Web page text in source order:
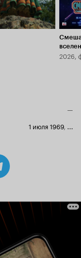
2026,
—
1 июля 1969, ...